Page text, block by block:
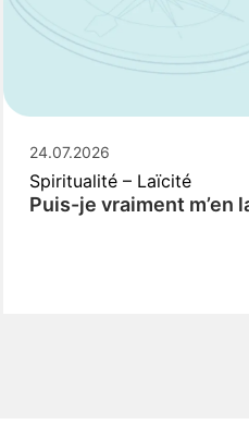
24.07.2026
Spiritualité – Laïcité
Puis-je vraiment m’en